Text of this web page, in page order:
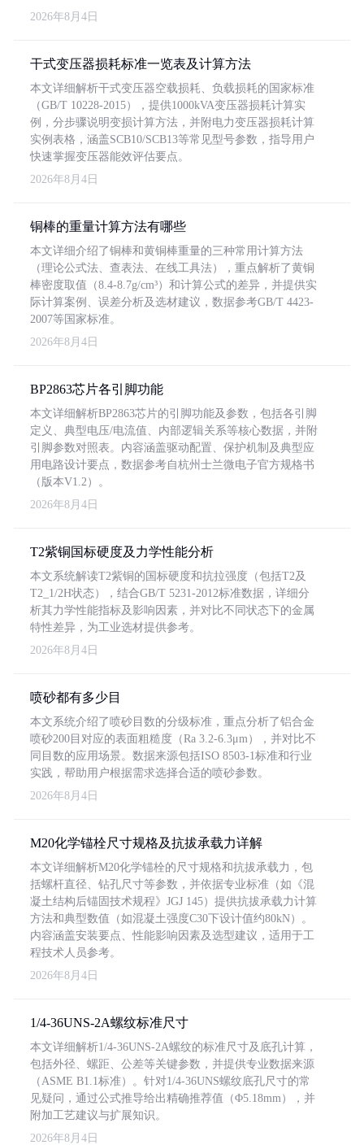
2026年8月4日
干式变压器损耗标准一览表及计算方法
本文详细解析干式变压器空载损耗、负载损耗的国家标准
（GB/T 10228-2015），提供1000kVA变压器损耗计算实
例，分步骤说明变损计算方法，并附电力变压器损耗计算
实例表格，涵盖SCB10/SCB13等常见型号参数，指导用户
快速掌握变压器能效评估要点。
2026年8月4日
铜棒的重量计算方法有哪些
本文详细介绍了铜棒和黄铜棒重量的三种常用计算方法
（理论公式法、查表法、在线工具法），重点解析了黄铜
棒密度取值（8.4-8.7g/cm³）和计算公式的差异，并提供实
际计算案例、误差分析及选材建议，数据参考GB/T 4423-
2007等国家标准。
2026年8月4日
BP2863芯片各引脚功能
本文详细解析BP2863芯片的引脚功能及参数，包括各引脚
定义、典型电压/电流值、内部逻辑关系等核心数据，并附
引脚参数对照表。内容涵盖驱动配置、保护机制及典型应
用电路设计要点，数据参考自杭州士兰微电子官方规格书
（版本V1.2）。
2026年8月4日
T2紫铜国标硬度及力学性能分析
本文系统解读T2紫铜的国标硬度和抗拉强度（包括T2及
T2_1/2H状态），结合GB/T 5231-2012标准数据，详细分
析其力学性能指标及影响因素，并对比不同状态下的金属
特性差异，为工业选材提供参考。
2026年8月4日
喷砂都有多少目
本文系统介绍了喷砂目数的分级标准，重点分析了铝合金
喷砂200目对应的表面粗糙度（Ra 3.2-6.3μm），并对比不
同目数的应用场景。数据来源包括ISO 8503-1标准和行业
实践，帮助用户根据需求选择合适的喷砂参数。
2026年8月4日
M20化学锚栓尺寸规格及抗拔承载力详解
本文详细解析M20化学锚栓的尺寸规格和抗拔承载力，包
括螺杆直径、钻孔尺寸等参数，并依据专业标准（如《混
凝土结构后锚固技术规程》JGJ 145）提供抗拔承载力计算
方法和典型数值（如混凝土强度C30下设计值约80kN）。
内容涵盖安装要点、性能影响因素及选型建议，适用于工
程技术人员参考。
2026年8月4日
1/4-36UNS-2A螺纹标准尺寸
本文详细解析1/4-36UNS-2A螺纹的标准尺寸及底孔计算，
包括外径、螺距、公差等关键参数，并提供专业数据来源
（ASME B1.1标准）。针对1/4-36UNS螺纹底孔尺寸的常
见疑问，通过公式推导给出精确推荐值（Φ5.18mm），并
附加工艺建议与扩展知识。
2026年8月4日